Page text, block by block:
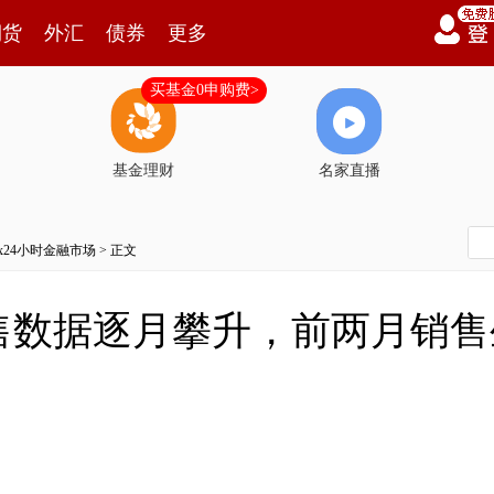
外汇 债券 更多
基金理财
买基金0申购费>
名家直播
小时金融市场 > 正文
据逐月攀升，前两月销